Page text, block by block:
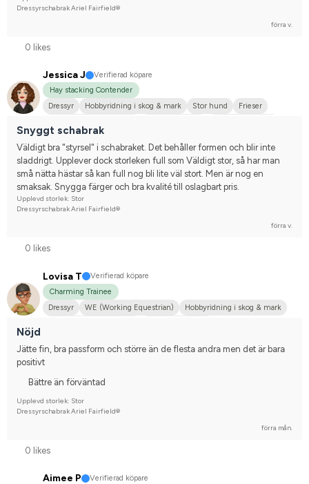
Dressyrschabrak Ariel Fairfield®
förra v.
0 likes
Jessica J
Verifierad köpare
Hay stacking Contender
Dressyr
Hobbyridning i skog & mark Stor hund
Frieser
Tävlingsrider på hobbynivå
Snyggt schabrak
Väldigt bra "styrsel" i schabraket. Det behåller formen och blir inte
sladdrigt. Upplever dock storleken full som Väldigt stor, så har man
små nätta hästar så kan full nog bli lite väl stort. Men är nog en
smaksak. Snygga färger och bra kvalité till oslagbart pris.
Upplevd storlek: Stor
Dressyrschabrak Ariel Fairfield®
förra v.
0 likes
Lovisa T
Verifierad köpare
Charming Trainee
Dressyr
WE (Working Equestrian)
Hobbyridning i skog & mark
Nöjd
Jätte fin, bra passform och större än de flesta andra men det är bara
positivt
Bättre än förväntad
Upplevd storlek: Stor
Dressyrschabrak Ariel Fairfield®
förra mån.
0 likes
Aimee P
Verifierad köpare